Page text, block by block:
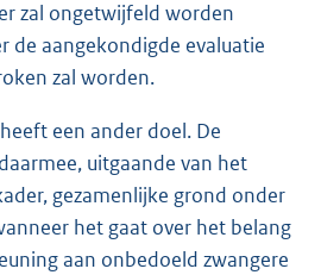
zal ongetwijfeld worden
de aangekondigde evaluatie
zal worden.
een ander doel. De
uitgaande van het
gezamenlijke grond onder
het gaat over het belang
aan onbedoeld zwangere